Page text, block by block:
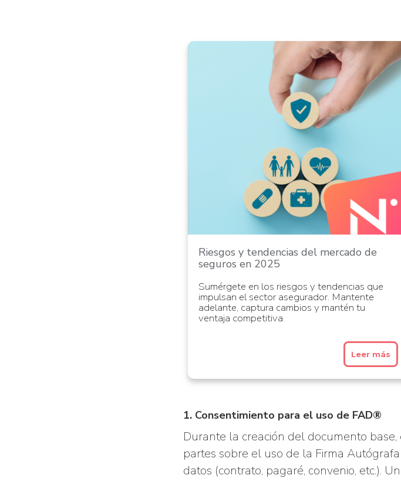
Riesgos y tendencias del mercado de
seguros en 2025
Sumérgete en los riesgos y tendencias que
impulsan el sector asegurador. Mantente
adelante, captura cambios y mantén tu
ventaja competitiva.
Leer más
1. Consentimiento para el uso de FAD®
Durante la creación del documento
partes sobre el uso de la Firma
datos (contrato, pagaré, convenio, etc.).